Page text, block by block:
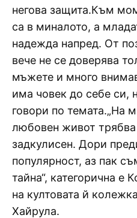
негова защита.Към
са в миналото, а
надежда напред. От
вече не се доверява
мъжете и много
има човек до себе си,
говори по темата.„На
любовен живот
задкулисен. Дори
популярност, аз пак
тайна“, категорична е
на култовата й
Хайрула.